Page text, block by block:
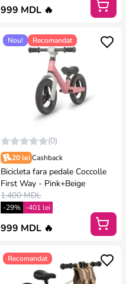
999 MDL 🔥
Nou! Recomandat
(0)
20 lei Cashback
Bicicleta fara pedale Coccolle
First Way - Pink+Beige
1.400 MDL
-29% -401 lei
999 MDL 🔥
Recomandat